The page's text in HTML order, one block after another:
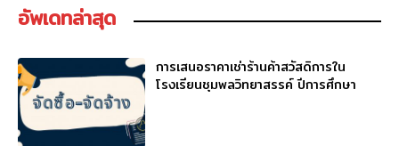
อัพเดทล่าสุด
การเสนอราคาเช่าร้านค้าสวัสดิการใน
โรงเรียนชุมพลวิทยาสรรค์ ปีการศึกษา